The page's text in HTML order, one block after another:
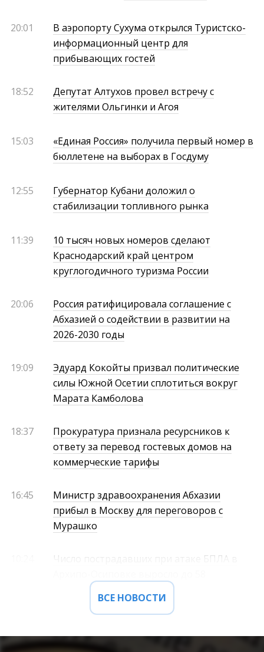
20:01
В аэропорту Сухума открылся Туристско-
информационный центр для
прибывающих гостей
18:52
Депутат Алтухов провел встречу с
жителями Ольгинки и Агоя
15:03
«Единая Россия» получила первый номер в
бюллетене на выборах в Госдуму
12:55
Губернатор Кубани доложил о
стабилизации топливного рынка
11:39
10 тысяч новых номеров сделают
Краснодарский край центром
круглогодичного туризма России
20:06
Россия ратифицировала соглашение с
Абхазией о содействии в развитии на
2026-2030 годы
19:09
Эдуард Кокойты призвал политические
силы Южной Осетии сплотиться вокруг
Марата Камболова
18:37
Прокуратура признала ресурсников к
ответу за перевод гостевых домов на
коммерческие тарифы
16:45
Министр здравоохранения Абхазии
прибыл в Москву для переговоров с
Мурашко
Число пострадавших при атаке БПЛА в
ВСЕ НОВОСТИ